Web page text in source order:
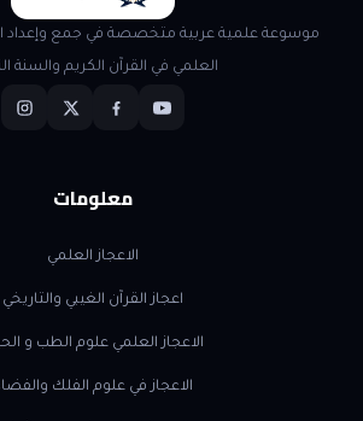
موسوعة علمية عربية متخصصة في جمع وإعداد
العلمي في القرآن الكريم والسنة
معلومات
الاعجاز العلمي
اعجاز القرآن الغيبي والتاريخي
الاعجاز العلمي علوم الطب و
الاعجاز في علوم الفلك